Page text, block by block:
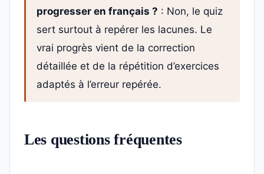
progresser en français ? : Non, le quiz
sert surtout à repérer les lacunes. Le
vrai progrès vient de la correction
détaillée et de la répétition d’exercices
adaptés à l’erreur repérée.
Les questions fréquentes